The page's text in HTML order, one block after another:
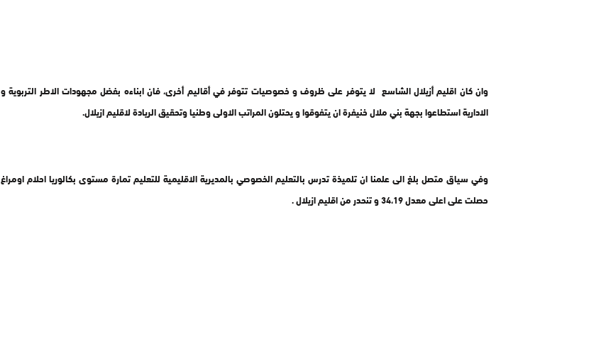
وان كان اقليم أزيلال الشاسع لا يتوفر على ظروف و خصوصيات تتوفر في أقاليم أخرى، فان ابناءه بفضل مجهودات الاطر التربوية و
الادارية استطاعوا بجهة بني ملال خنيفرة ان يتفوقوا و يحتلون المراتب الاولى وطنيا وتحقيق الريادة لاقليم ازيلال.
وفي سياق متصل بلغ الى علمنا ان تلميذة تدرس بالتعليم الخصوصي بالمديرية الاقليمية للتعليم تمارة مستوى بكالوريا احلام اومراغ
حصلت على اعلى معدل 34،19 و تنحدر من اقليم ازيلال .